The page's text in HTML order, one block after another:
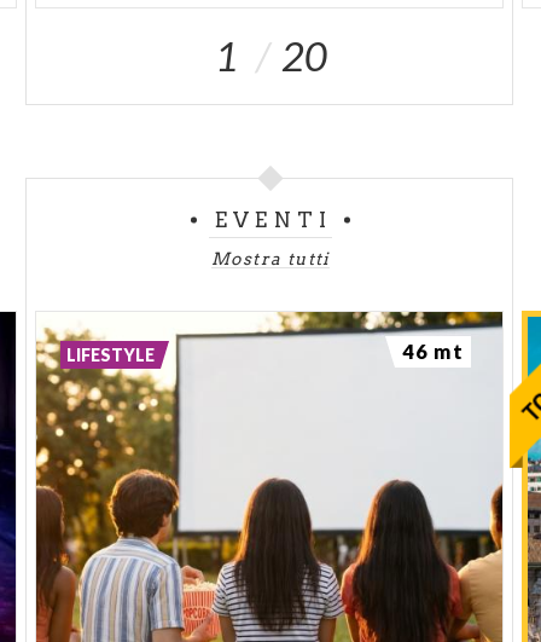
1 20
EVENTI
Mostra tutti
LIFESTYLE 46 mt